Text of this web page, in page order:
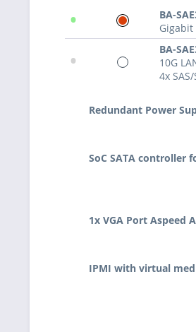
•
BA-
Gigabit
•
BA-
10G
4x
Redundant Power
SoC SATA controller
1x VGA Port Aspeed
IPMI with virtual